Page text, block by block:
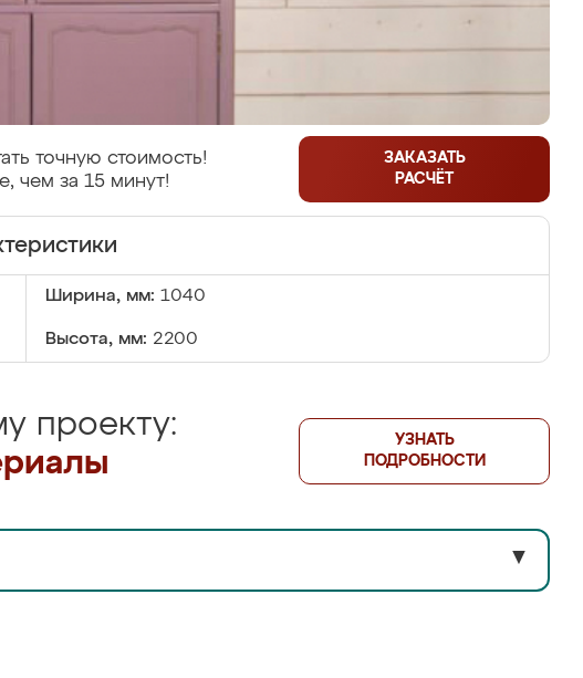
точную стоимость!
чем за 15 минут!
ЗАКАЗАТЬ
РАСЧЁТ
Ширина, мм: 1040
Высота, мм: 2200
проекту:
УЗНАТЬ
ПОДРОБНОСТИ
▼